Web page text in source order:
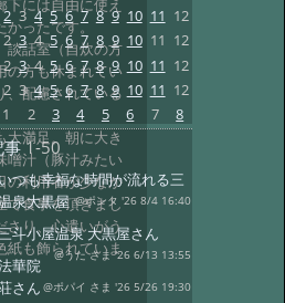
には自由に使え
ったです。
談話室（自炊の方
の方も休まれてい
、配慮されている
大満足。朝に大き
噌汁（豚汁みたい
の利用者が少なか
で食事を頂きまし
さり、心遣いがう
紙も飾られていま
2 3 4 5 6 7 8 9 10 11 12
2 3 4 5 6 7 8 9 10 11 12
2 3 4 5 6 7 8 9 10 11 12
2 3 4 5 6 7 8 9 10 11 12
1 2 3 4 5 6 7 8
事1-50
つも幸福な時間が流れる三
泉大黒屋 @ポンタ '26 8/4 16:40
斗小屋温泉 大黒屋さん
@うた さま '26 6/13 13:55
華院
さん @ポパイ さま '26 5/26 19:30